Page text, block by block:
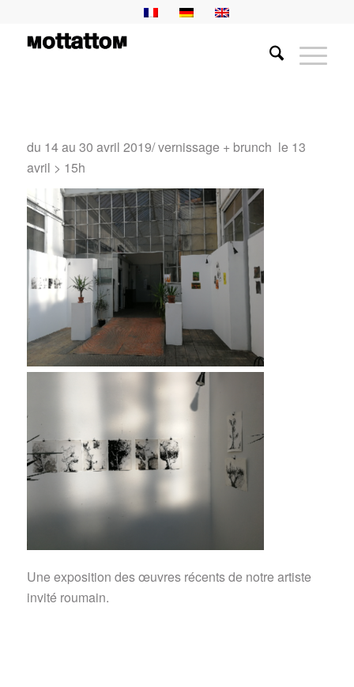
du 14 au 30 avril 2019/ vernissage + brunch le 13
avril > 15h
Une exposition des œuvres récents de notre artiste
invité roumain.